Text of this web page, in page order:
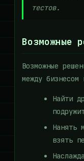
тестов.
Возможные
Возможные
между бизнесом
Найти
Нанять
взять